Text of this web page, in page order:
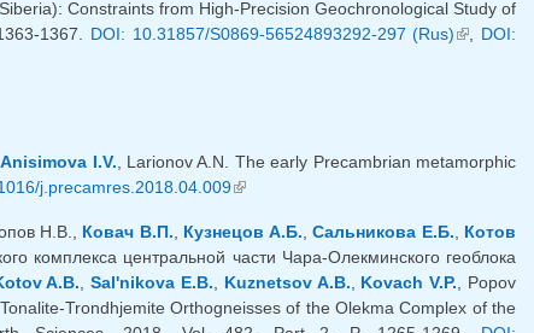
Constraints from High-Precision Geochronological Study of
1367. DOI: 10.31857/S0869-56524893292-297 (Rus)(внешняя
DOI:
Anisimova I.V., Larionov A.N. The early Precambrian metamorphic
j.precamres.2018.04.009(внешняя ссылка)
Н.В., Ковач В.П., Кузнецов А.Б.,Сальникова Е.Б., Котов
комплекса центральной части Чара-Олекминского геоблока
A.B.,Sal'nikova E.B., Kuznetsov A.B., Kovach V.P., Popov
Trondhjemite Orthogneisses of the Olekma Complex of the